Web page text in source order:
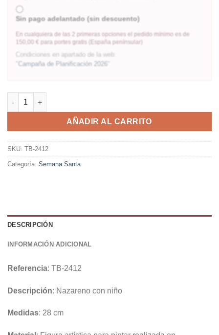
Sin pago adelantado (sin descuento)
En cualquiera de las 2 primeras opciones el pedido mínimo es de
150,00 € para portes gratis (España penínsular)
Condiciones en apartado de la web:
" Campaña de Planificación 2026 "
AÑADIR AL CARRITO
SKU: TB-2412
Categoría: Semana Santa
DESCRIPCIÓN
INFORMACIÓN ADICIONAL
Referencia: TB-2412
Descripción: Nazareno con niño
Medidas: 28 cm